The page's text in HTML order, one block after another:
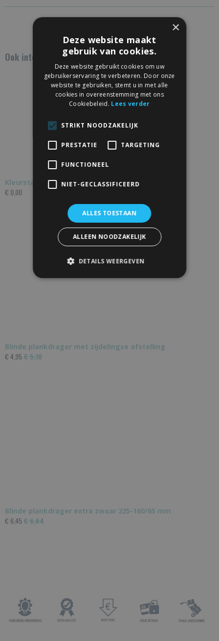
Ook interessant
Kleurstalen eiken wandplanken
€ 0,00
Blinde plankdrager met zijdelingse afstelling
€ 4,95€ 5,10
Blinde plankdrager extra zwaar 225-160/65 mm
€ 6,45€ 6,64
×
Deze website maakt
gebruik van cookies.
Deze website gebruikt cookies om uw
gebruikerservaring te verbeteren. Door onze
website te gebruiken, stemt u in met alle
cookies in overeenstemming met ons
Cookiebeleid. Lees verder
STRIKT NOODZAKELIJK
PRESTATIE TARGETING
FUNCTIONEEL
NIET-GECLASSIFICEERD
ALLES TOESTAAN
ALLEEN NOODZAKELIJK
DETAILS WEERGEVEN